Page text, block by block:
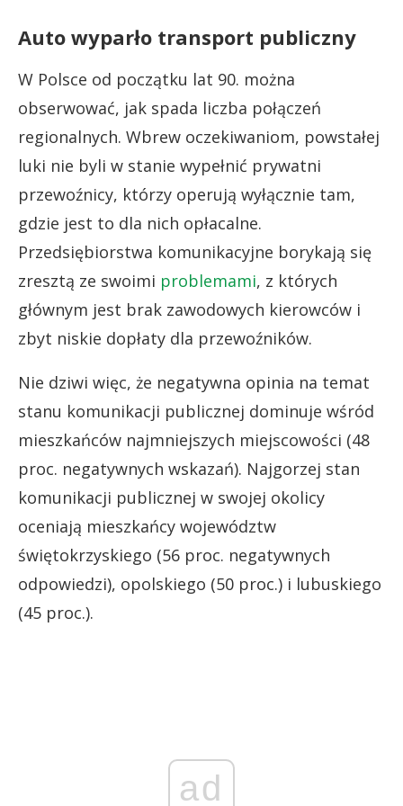
Auto wyparło transport publiczny
W Polsce od początku lat 90. można
obserwować, jak spada liczba połączeń
regionalnych. Wbrew oczekiwaniom, powstałej
luki nie byli w stanie wypełnić prywatni
przewoźnicy, którzy operują wyłącznie tam,
gdzie jest to dla nich opłacalne.
Przedsiębiorstwa komunikacyjne borykają się
zresztą ze swoimi problemami, z których
głównym jest brak zawodowych kierowców i
zbyt niskie dopłaty dla przewoźników.
Nie dziwi więc, że negatywna opinia na temat
stanu komunikacji publicznej dominuje wśród
mieszkańców najmniejszych miejscowości (48
proc. negatywnych wskazań). Najgorzej stan
komunikacji publicznej w swojej okolicy
oceniają mieszkańcy województw
świętokrzyskiego (56 proc. negatywnych
odpowiedzi), opolskiego (50 proc.) i lubuskiego
(45 proc.).
ad